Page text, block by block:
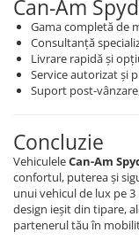
Can-Am
Gama completă de
Consultanță
Livrare rapidă și
Service autorizat și
Suport post-
Concluzie
VehiculeleCan-Am
confortul, puterea și
unui vehicul de lux pe
design ieșit din tipare,
partenerul tău în